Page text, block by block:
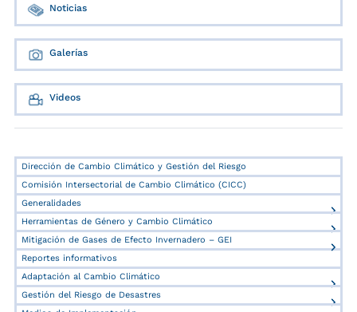
Noticias
Galerías
Videos
Dirección de Cambio Climático y Gestión del Riesgo
Comisión Intersectorial de Cambio Climático (CICC)
Generalidades
Herramientas de Género y Cambio Climático
Mitigación de Gases de Efecto Invernadero – GEI
Reportes informativos
Adaptación al Cambio Climático
Gestión del Riesgo de Desastres